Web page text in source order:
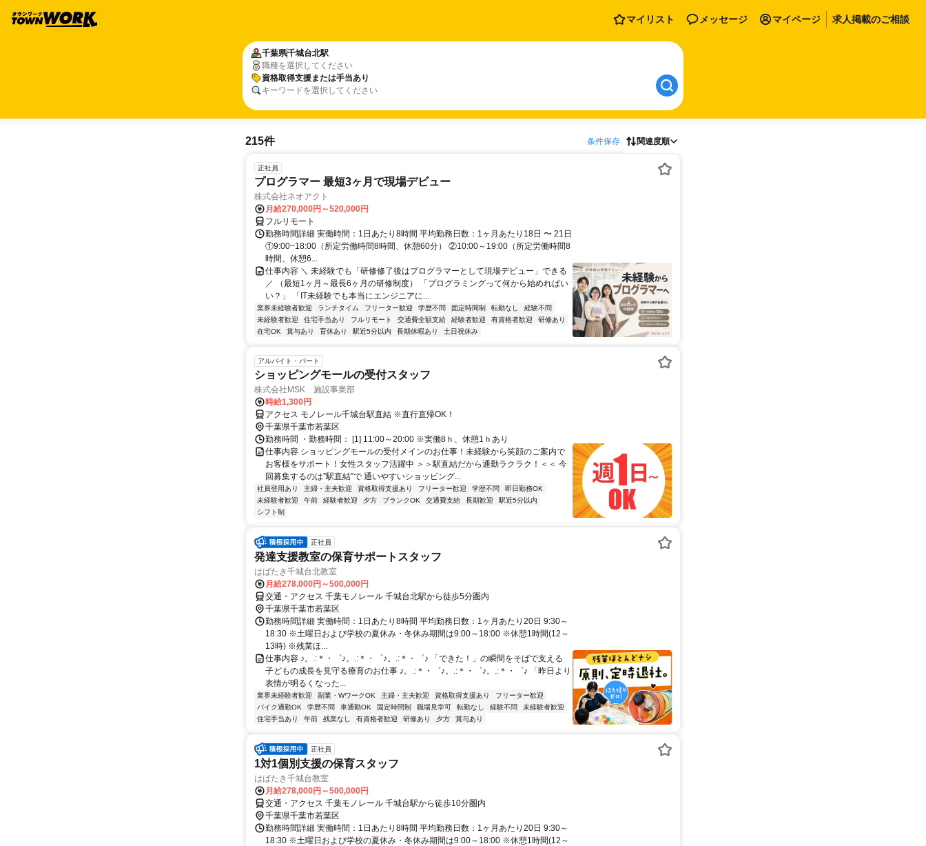
マイリスト メッセージ マイページ 求人掲載のご相談
千葉県千城台北駅
職種を選択してください
資格取得支援または手当あり
キーワードを選択してください
215件 条件保存 関連度順
正社員
プログラマー 最短3ヶ月で現場デビュー
株式会社ネオアクト
月給270,000円～520,000円
フルリモート
勤務時間詳細 実働時間：1日あたり8時間 平均勤務日数：1ヶ月あたり18日 〜 21日
①9:00~18:00（所定労働時間8時間、休憩60分） ②10:00～19:00（所定労働時間8
時間、休憩6...
仕事内容 ＼ 未経験でも「研修修了後はプログラマーとして現場デビュー」できる
／ （最短1ヶ月～最長6ヶ月の研修制度） 「プログラミングって何から始めればい
い？」 「IT未経験でも本当にエンジニアに...
業界未経験者歓迎 ランチタイム フリーター歓迎 学歴不問 固定時間制 転勤なし
経験不問
未経験者歓迎
住宅手当あり フルリモート 交通費全額支給 経験者歓迎 有資格者歓迎
研修あり
在宅OK
賞与あり 育休あり 駅近5分以内 長期休暇あり 土日祝休み
アルバイト・パート
ショッピングモールの受付スタッフ
株式会社MSK 施設事業部
時給1,300円
アクセス モノレール千城台駅直結 ※直行直帰OK！
千葉県千葉市若葉区
勤務時間 ・勤務時間： [1] 11:00～20:00 ※実働8ｈ、休憩1ｈあり
仕事内容 ショッピングモールの受付メインのお仕事！未経験から笑顔のご案内で
お客様をサポート！女性スタッフ活躍中 ＞＞駅直結だから通勤ラクラク！＜＜ 今
回募集するのは”駅直結”で 通いやすいショッピング...
社員登用あり 主婦・主夫歓迎 資格取得支援あり フリーター歓迎 学歴不問
即日勤務OK
未経験者歓迎
午前 経験者歓迎 夕方 ブランクOK 交通費支給 長期歓迎
駅近5分以内
シフト制
正社員
発達支援教室の保育サポートスタッフ
はばたき千城台北教室
月給278,000円～500,000円
交通・アクセス 千葉モノレール 千城台北駅から徒歩5分圏内
千葉県千葉市若葉区
勤務時間詳細 実働時間：1日あたり8時間 平均勤務日数：1ヶ月あたり20日 9:30～
18:30 ※土曜日および学校の夏休み・冬休み期間は9:00～18:00 ※休憩1時間(12～
13時) ※残業ほ...
仕事内容 ♪。.:＊・゜♪。.:＊・゜♪。.:＊・゜♪ 「できた！」の瞬間をそばで支える
子どもの成長を見守る療育のお仕事 ♪。.:＊・゜♪。.:＊・゜♪。.:＊・゜♪ 「昨日より
表情が明るくなった...
業界未経験者歓迎 副業・WワークOK 主婦・主夫歓迎 資格取得支援あり
フリーター歓迎
バイク通勤OK
学歴不問 車通勤OK 固定時間制 職場見学可 転勤なし 経験不問
未経験者歓迎
住宅手当あり
午前 残業なし 有資格者歓迎 研修あり 夕方 賞与あり
正社員
1対1個別支援の保育スタッフ
はばたき千城台教室
月給278,000円～500,000円
交通・アクセス 千葉モノレール 千城台駅から徒歩10分圏内
千葉県千葉市若葉区
勤務時間詳細 実働時間：1日あたり8時間 平均勤務日数：1ヶ月あたり20日 9:30～
18:30 ※土曜日および学校の夏休み・冬休み期間は9:00～18:00 ※休憩1時間(12～